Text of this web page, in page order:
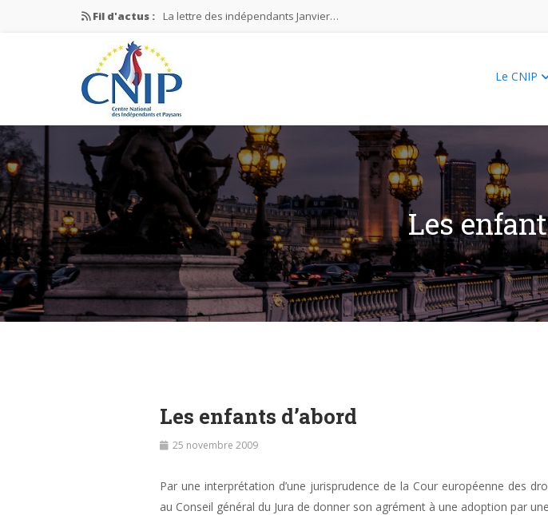
Fil d'actus : La lettre des indépendants Janvier…
La lettre des indépendants Juin…
Mission nationale ÉLECTIONS MUNICIPALES 2026
La lettre des indépendants N°2-2026
Le CNIP
Les
Les enfants d’abord
25 novembre 2009
Par une interprétation d’une jurisprudence de la Cour européenne des
au Conseil général du Jura de donner son agrément à une adoption par